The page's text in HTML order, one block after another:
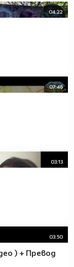
04:22
07:46
03:13
03:50
) + Превод